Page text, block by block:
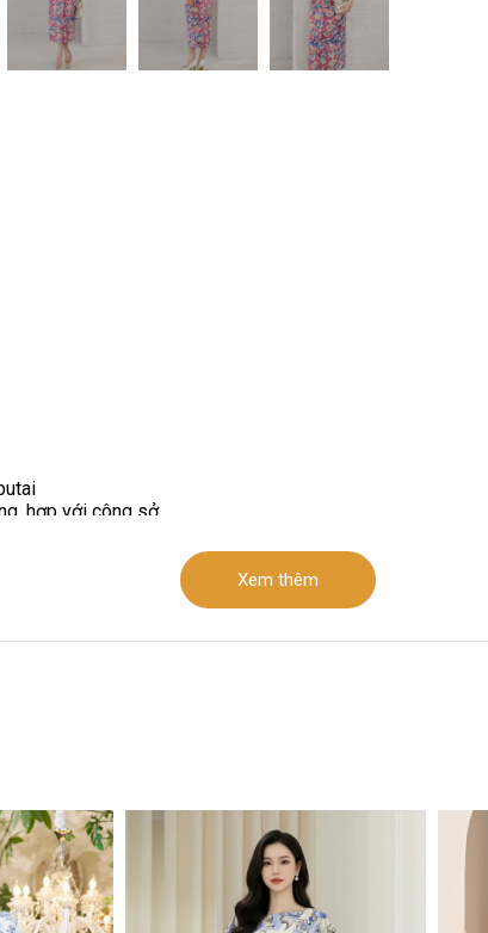
hợp với công sở
trước, tay liền , đầm 1.5 lớp. lót chân .váy khóa sau
Xem thêm